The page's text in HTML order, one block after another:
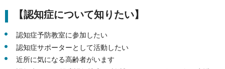
【認知症について知りたい】
認知症予防教室に参加したい
認知症サポーターとして活動したい
近所に気になる高齢者がいます